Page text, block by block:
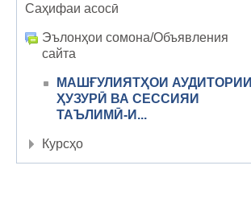
Саҳифаи асосӣ
Эълонҳои сомона/Объявления
сайта
МАШҒУЛИЯТҲОИ АУДИТОРИИ
ҲУЗУРӢ ВА СЕССИЯИ
ТАЪЛИМӢ-И...
Курсҳо